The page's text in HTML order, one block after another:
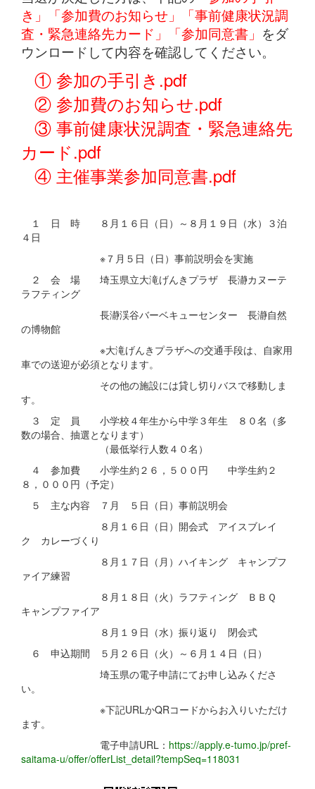
き」「参加費のお知らせ」「事前健康状況調
査・緊急連絡先カード」「参加同意書」 をダ
ウンロードして内容を確認してください。
① 参加の手引き.pdf
② 参加費のお知らせ.pdf
③ 事前健康状況調査・緊急連絡先
カード.pdf
④ 主催事業参加同意書.pdf
１ 日 時 ８月１６日（日）～８月１９日（水）３泊
４日
※７月５日（日）事前説明会を実施
２ 会 場 埼玉県立大滝げんきプラザ 長瀞カヌーテ
ラフティング
長瀞渓谷バーベキューセンター 長瀞自然
の博物館
※大滝げんきプラザへの交通手段は、自家用
車での送迎が必須となります。
その他の施設には貸し切りバスで移動しま
す。
３ 定 員 小学校４年生から中学３年生 ８０名（多
数の場合、抽選となります）
（最低挙行人数４０名）
４ 参加費 小学生約２６，５００円 中学生約２
８，０００円（予定）
５ 主な内容 ７月 ５日（日）事前説明会
８月１６日（日）開会式 アイスブレイ
ク カレーづくり
８月１７日（月）ハイキング キャンプフ
ァイア練習
８月１８日（火）ラフティング ＢＢＱ
キャンプファイア
８月１９日（水）振り返り 閉会式
６ 申込期間 ５月２６日（火）～６月１４日（日）
埼玉県の電子申請にてお申し込みくださ
い。
※下記URLかQRコードからお入りいただけ
ます。
電子申請URL： https://apply.e-tumo.jp/pref-
saitama-u/offer/offerList_detail?tempSeq=118031